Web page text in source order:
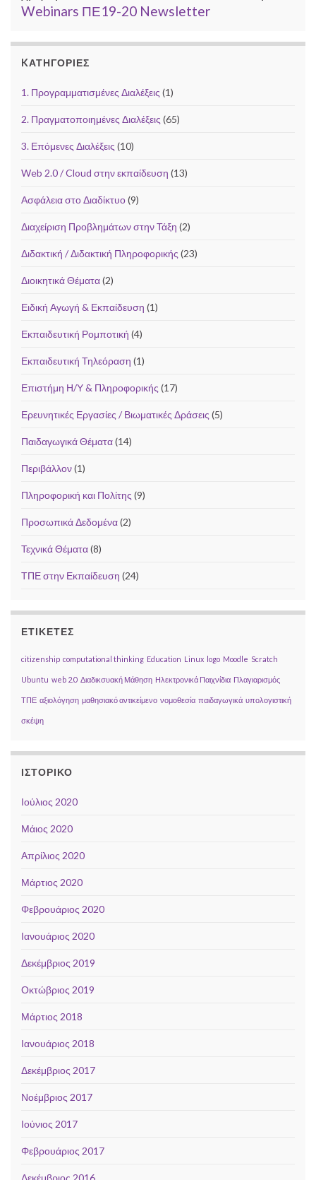
Webinars ΠΕ19-20 Newsletter
KΑΤΗΓΟΡΊΕΣ
1. Προγραμματισμένες Διαλέξεις (1)
2. Πραγματοποιημένες Διαλέξεις (65)
3. Επόμενες Διαλέξεις (10)
Web 2.0 / Cloud στην εκπαίδευση (13)
Ασφάλεια στο Διαδίκτυο(9)
Διαχείριση Προβλημάτων στην Τάξη (2)
Διδακτική / Διδακτική Πληροφορικής (23)
Διοικητικά Θέματα(2)
Ειδική Αγωγή & Εκπαίδευση (1)
Εκπαιδευτική Ρομποτική (4)
Εκπαιδευτική Τηλεόραση (1)
Επιστήμη Η/Υ & Πληροφορικής (17)
Ερευνητικές Εργασίες / Βιωματικές Δράσεις (5)
Παιδαγωγικά Θέματα(14)
Περιβάλλον(1)
Πληροφορική και Πολίτης (9)
Προσωπικά Δεδομένα(2)
Τεχνικά Θέματα(8)
ΤΠΕ στην Εκπαίδευση (24)
ΕΤΙΚΈΤΕΣ
citizenship computational thinking Education Linux logo Moodle Scratch
Ubuntu web 2.0 Διαδικσυακή Μάθηση Ηλεκτρονικά Παιχνίδια Πλαγιαρισμός
ΤΠΕ αξιολόγηση μαθησιακό αντικείμενο νομοθεσία παιδαγωγικά υπολογιστική
σκέψη
ΙΣΤΟΡΙΚΌ
Ιούλιος 2020
Μάιος 2020
Απρίλιος 2020
Μάρτιος 2020
Φεβρουάριος 2020
Ιανουάριος 2020
Δεκέμβριος 2019
Οκτώβριος 2019
Μάρτιος 2018
Ιανουάριος 2018
Δεκέμβριος 2017
Νοέμβριος 2017
Ιούνιος 2017
Φεβρουάριος 2017
Δεκέμβριος 2016